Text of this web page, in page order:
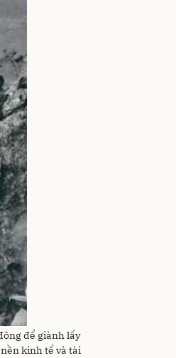
để giành lấy
kinh tế và tài